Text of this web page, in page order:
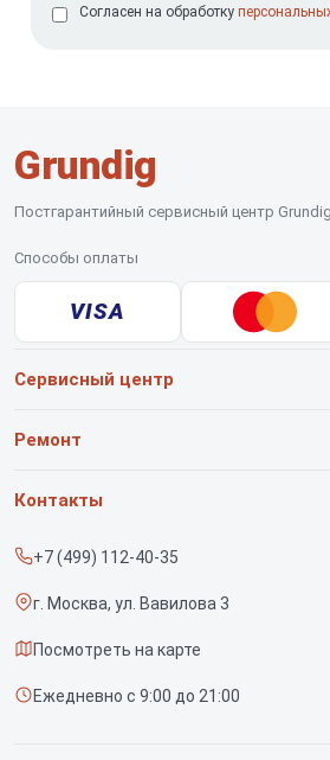
Согласен на обработку
Grundig
Постгарантийный сервисный центр Grundig
Способы оплаты
VISA
Сервисный центр
О нашем сервисе
Срочный ремонт
Доставка и способы оплаты
Диагностика
Контакты
Ремонт
Роботов-пылесосов
Контакты
+7 (499) 112-40-35
г. Москва, ул. Вавилова 3
Посмотреть на карте
Ежедневно с 9:00 до 21:00